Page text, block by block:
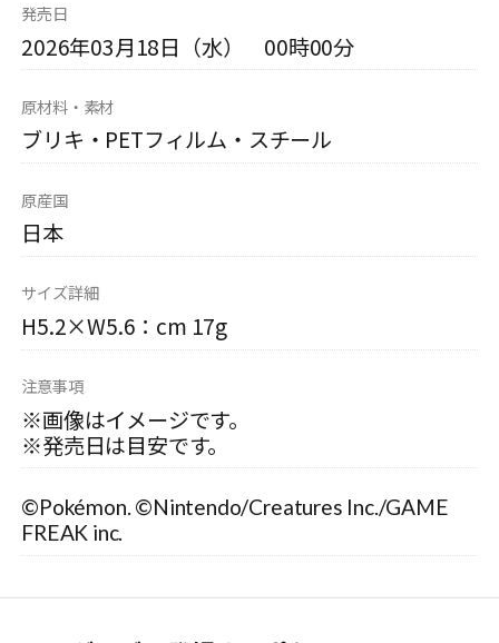
発売日
2026年03月18日（水） 00時00分
原材料・素材
ブリキ・PETフィルム・スチール
原産国
日本
サイズ詳細
H5.2×W5.6：cm 17g
注意事項
※画像はイメージです。
※発売日は目安です。
©Pokémon. ©Nintendo/Creatures Inc./GAME
FREAK inc.